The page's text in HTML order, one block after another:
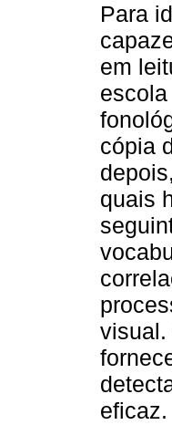
Para
em
cópia
quais
visual.
eficaz.